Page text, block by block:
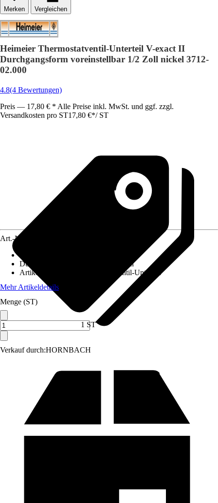
Vergleichen
Heimeier Thermostatventil-Unterteil V-exact II
Durchgangsform voreinstellbar 1/2 Zoll nickel 3712-
02.000
4.8(4 Bewertungen)
Preis — 17,80 € * Alle Preise inkl. MwSt. und ggf. zzgl.
Versandkosten pro ST17,80 €*/ ST
Verkauf durch:HORNBACH
Art.-Nr.
Durchmesser Innengewinde
1/2 Zoll
Artikel besteht aus
Thermostatventil-Unterteil
Mehr Artikeldetails
Menge (ST)
1 ST